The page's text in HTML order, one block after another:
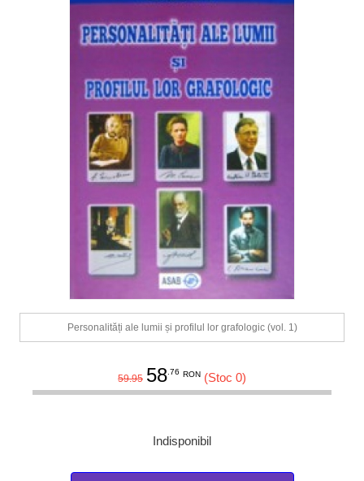
Personalități ale lumii și profilul lor grafologic (vol. 1)
59.95 58.76 RON (Stoc 0)
Indisponibil